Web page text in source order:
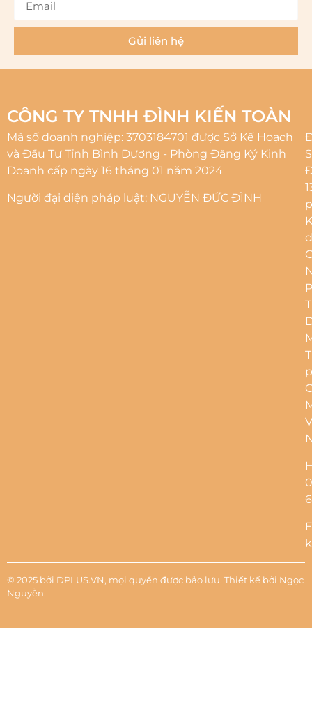
Gửi liên hệ
CÔNG TY TNHH ĐÌNH KIẾN TOÀN
Mã số doanh nghiệp: 3703184701 được Sở Kế Hoạch
và Đầu Tư Tỉnh Bình Dương - Phòng Đăng Ký Kinh
Doanh cấp ngày 16 tháng 01 năm 2024
Người đại diện pháp luật: NGUYỄN ĐỨC ĐÌNH
© 2025 bởi DPLUS.VN, mọi quyền được bảo lưu. Thiết kế bởi Ngọc
Nguyễn.